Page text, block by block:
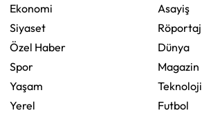
Ekonomi
Siyaset
Özel Haber
Spor
Yaşam
Yerel
Asayiş
Röportaj
Dünya
Magazin
Teknoloji
Futbol